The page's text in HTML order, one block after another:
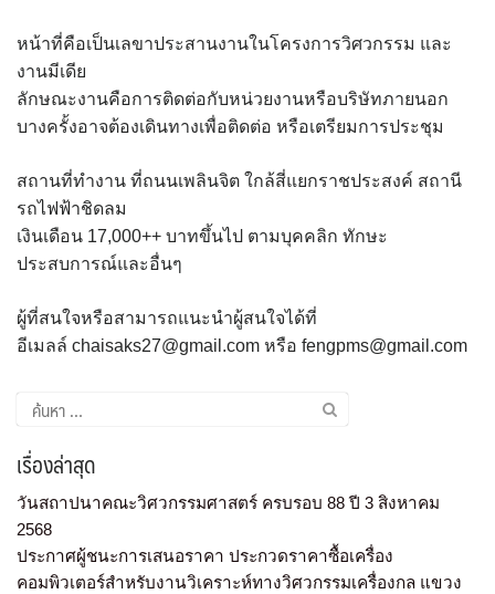
หน้าที่คือเป็นเลขาประสานงานในโครงการวิศวกรรม และ
งานมีเดีย
ลักษณะงานคือการติดต่อกับหน่วยงานหรือบริษัทภายนอก
บางครั้งอาจต้องเดินทางเพื่อติดต่อ หรือเตรียมการประชุม
สถานที่ทำงาน ที่ถนนเพลินจิต ใกล้สี่แยกราชประสงค์ สถานี
รถไฟฟ้าชิดลม
เงินเดือน 17,000++ บาทขึ้นไป ตามบุคคลิก ทักษะ
ประสบการณ์และอื่นๆ
ผู้ที่สนใจหรือสามารถแนะนำผู้สนใจได้ที่
อีเมลล์ chaisaks27@gmail.com หรือ fengpms@gmail.com
เรื่องล่าสุด
วันสถาปนาคณะวิศวกรรมศาสตร์ ครบรอบ 88 ปี 3 สิงหาคม
2568
ประกาศผู้ชนะการเสนอราคา ประกวดราคาซื้อเครื่อง
คอมพิวเตอร์สำหรับงานวิเคราะห์ทางวิศวกรรมเครื่องกล แขวง